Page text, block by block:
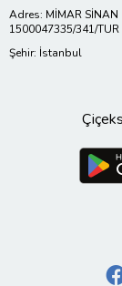
Adres: MİMAR SİNAN
1500047335/341/TUR
Şehir: İstanbul